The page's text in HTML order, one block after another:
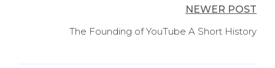
NEWER POST
The Founding of YouTube A Short History